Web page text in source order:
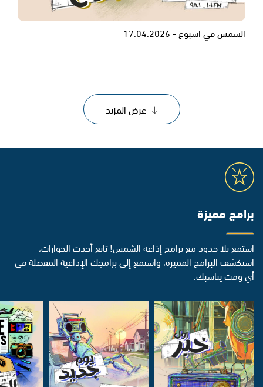
الشمس في اسبوع - 17.04.2026
عرض المزيد
برامج مميزة
استمع بلا حدود مع برامج إذاعة الشمس! تابع أحدث الحوارات،
استكشف البرامج المميزة، واستمع إلى برامجك الإذاعية المفضلة في
أي وقت يناسبك.